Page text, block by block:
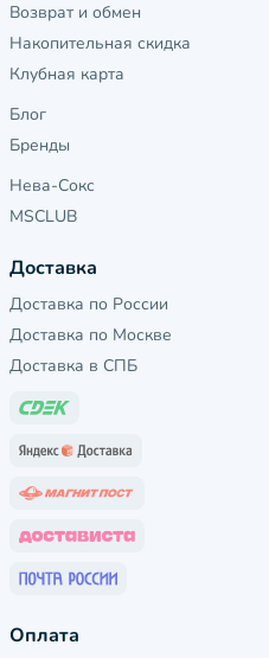
Возврат и обмен
Накопительная скидка
Клубная карта
Блог
Бренды
Нева-Сокс
MSCLUB
Доставка
Доставка по России
Доставка по Москве
Доставка в СПБ
Оплата